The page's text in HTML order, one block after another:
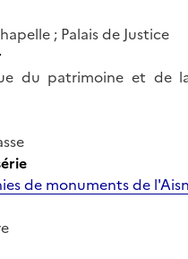
; Palais de Justice
du patrimoine et de
de monuments de